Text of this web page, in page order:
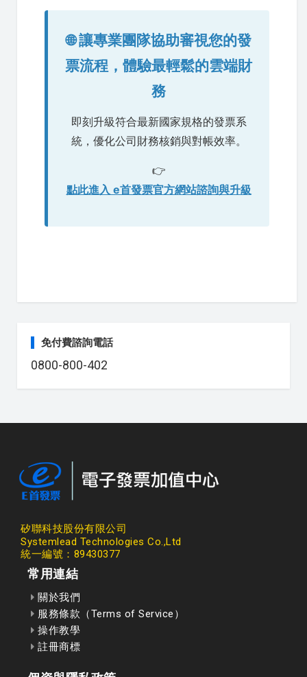
🌐 讓專業團隊協助審視您的發
票流程，體驗最輕鬆的雲端財
務
即刻升級符合最新國家規格的發票系
統，優化公司財務核銷與對帳效率。
👉
點此進入 e首發票官方網站諮詢與升級
免付費諮詢電話
0800-800-402
矽聯科技股份有限公司
Systemlead Technologies Co.,Ltd
統一編號：89430377
常用連結
關於我們
服務條款（Terms of Service）
操作教學
註冊商標